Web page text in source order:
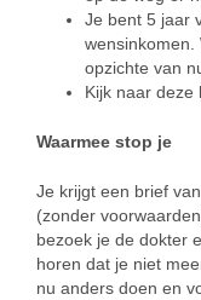
Je bent 5 jaar
wensinkomen.
opzichte van
Kijk naar deze
Waarmee stop je
Je krijgt een brief
(zonder
bezoek je de dokter
horen dat je niet
nu anders doen en